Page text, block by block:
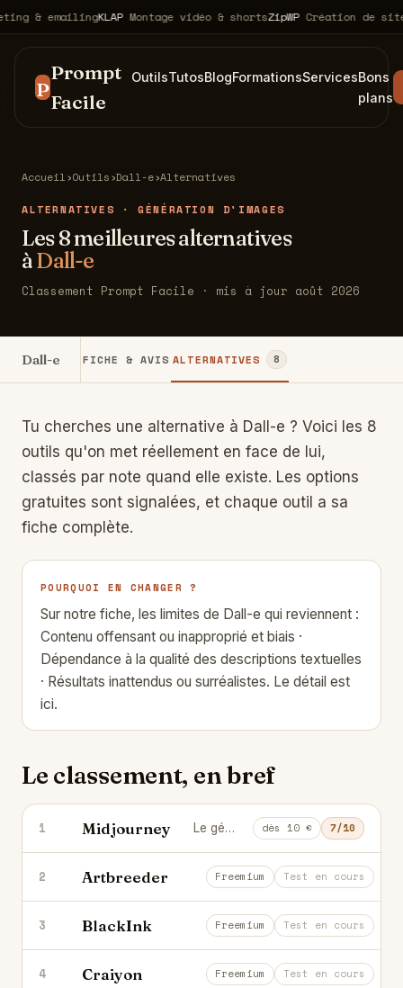
& emailingKLAPMontage vidéo & shortsZipWPCréation de sites
P
Prompt
Facile
OutilsTutosBlogFormationsServicesBons
plans
Accueil›Outils›Dall-e›Alternatives
ALTERNATIVES · GÉNÉRATION D'IMAGES
Les 8 meilleures alternatives
àDall-e
Classement Prompt Facile · mis à jour août 2026
Dall-e FICHE & AVIS ALTERNATIVES 8
Tu cherches une alternative à Dall-e ? Voici les 8
outils qu'on met réellement en face de lui,
classés par note quand elle existe. Les options
gratuites sont signalées, et chaque outil a sa
fiche complète.
POURQUOI EN CHANGER ?
Sur notre fiche, les limites de Dall-e qui reviennent :
Contenu offensant ou inapproprié et biais ·
Dépendance à la qualité des descriptions textuelles
· Résultats inattendus ou surréalistes. Le détail est
ici.
Le classement, en bref
1 Midjourney Le générateur d'images IA à la qualité artistique inégalée. dès 10 € 7/10
2 Artbreeder Mélange et fais évoluer des images
Freemium Test en cours
3 BlackInk Génère des designs de tatouage
Freemium Test en cours
4 Craiyon Le générateur d'images IA gratuit et
Freemium Test en cours